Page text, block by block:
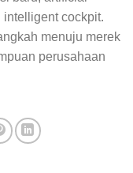
cockpit.
menuju merek
perusahaan